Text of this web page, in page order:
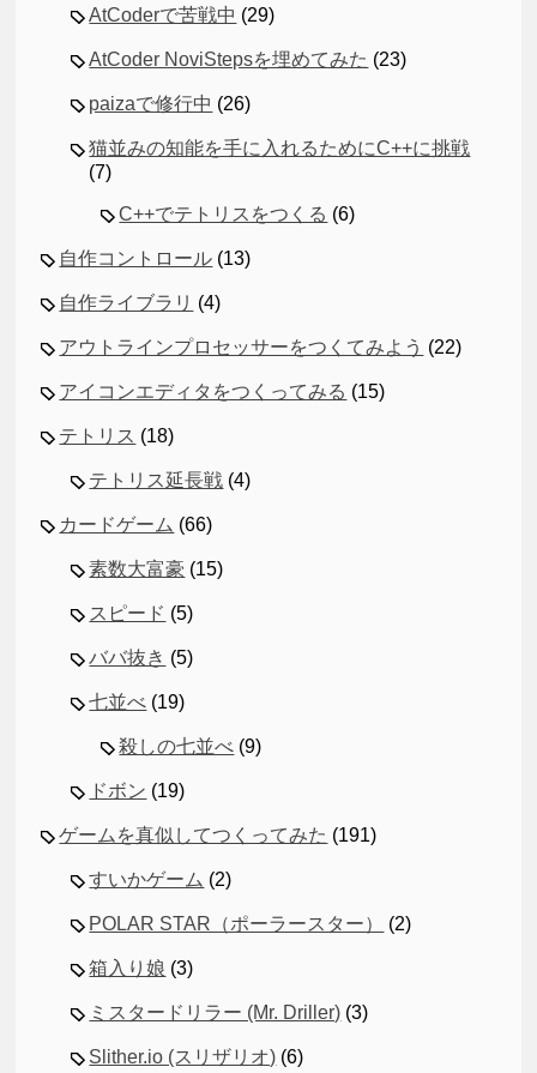
AtCoderで苦戦中 (29)
AtCoder NoviStepsを埋めてみた (23)
paizaで修行中 (26)
猫並みの知能を手に入れるためにC++に挑戦
(7)
C++でテトリスをつくる (6)
自作コントロール (13)
自作ライブラリ (4)
アウトラインプロセッサーをつくてみよう (22)
アイコンエディタをつくってみる (15)
テトリス (18)
テトリス延長戦 (4)
カードゲーム (66)
素数大富豪 (15)
スピード (5)
ババ抜き (5)
七並べ (19)
殺しの七並べ (9)
ドボン (19)
ゲームを真似してつくってみた (191)
すいかゲーム (2)
POLAR STAR（ポーラースター） (2)
箱入り娘 (3)
ミスタードリラー (Mr. Driller) (3)
Slither.io (スリザリオ) (6)